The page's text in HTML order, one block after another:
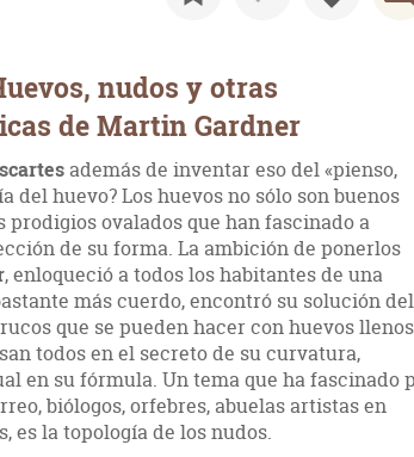
nudos y otras
de Martin Gardner
además de inventar eso del «pienso,
del huevo? Los huevos no sólo son buenos
ovalados que han fascinado a
de su forma. La ambición de ponerlos
, enloqueció a todos los habitantes de una
más cuerdo, encontró su solución del
que se pueden hacer con huevos
todos en el secreto de su curvatura,
en su fórmula. Un tema que ha fascinado
biólogos, orfebres, abuelas artistas en
es la topología de los nudos.